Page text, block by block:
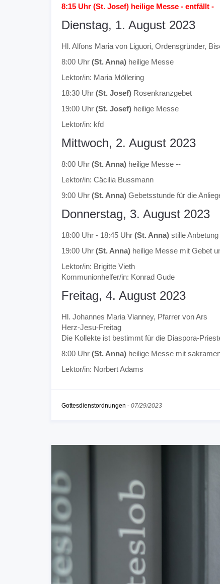
8:15 Uhr (St. Josef) heilige Messe - entfällt -
Dienstag, 1. August 2023
Hl. Alfons Maria von Liguori, Ordensgründer,
8:00 Uhr (St. Anna) heilige Messe
Lektor/in: Maria Möllering
18:30 Uhr (St. Josef) Rosenkranzgebet
19:00 Uhr (St. Josef) heilige Messe
Lektor/in: kfd
Mittwoch, 2. August 2023
8:00 Uhr (St. Anna) heilige Messe --
Lektor/in: Cäcilia Bussmann
9:00 Uhr (St. Anna) Gebetsstunde für die
Donnerstag, 3. August 2023
18:00 Uhr - 18:45 Uhr (St. Anna) stille
19:00 Uhr (St. Anna) heilige Messe mit Gebet
Lektor/in: Brigitte Vieth
Kommunionhelfer/in: Konrad Gude
Freitag, 4. August 2023
Hl. Johannes Maria Vianney, Pfarrer von Ars
Herz-Jesu-Freitag
Die Kollekte ist bestimmt für die Diaspora-
8:00 Uhr (St. Anna) heilige Messe mit
Lektor/in: Norbert Adams
Gottesdienstordnungen - 07/29/2023